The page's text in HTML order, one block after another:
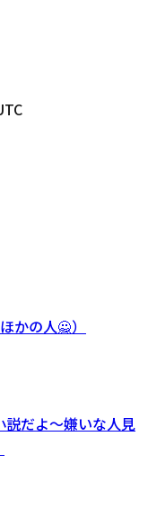
かの人🙅）
だよ～嫌いな人見